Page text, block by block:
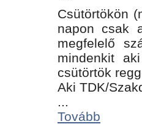
Csütörtökön
napon csak
megfelelő
mindenkit
csütörtök
Aki TDK/
...
Tovább